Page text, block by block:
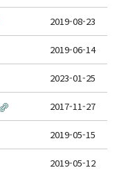
2019-08-23
2019-06-14
2023-01-25
2017-11-27
2019-05-15
2019-05-12